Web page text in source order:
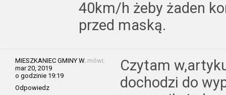
40km/h żeby żaden
przed maską.
MIESZKANIEC GMINY W. mówi:
mar 20, 2019
o godzinie 19:19
Odpowiedz
Czytam
dochodzi do